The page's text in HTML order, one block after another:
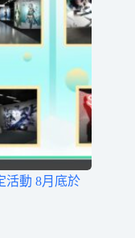
活動 8月底於